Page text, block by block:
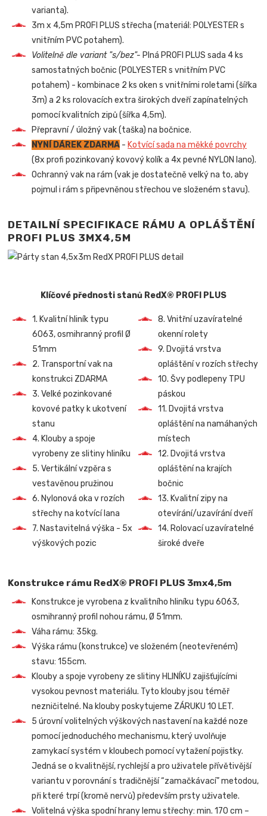
varianta).
3m x 4,5m PROFI PLUS střecha (materiál: POLYESTER s
vnitřním PVC potahem).
Volitelně dle variant "s/bez"- Plná PROFI PLUS sada 4 ks
samostatných bočnic (POLYESTER s vnitřním PVC
potahem) - kombinace 2 ks oken s vnitřními roletami (šířka
3m) a 2 ks rolovacích extra širokých dveří zapínatelných
pomocí kvalitních zipů (šířka 4,5m).
Přepravní / úložný vak (taška) na bočnice.
NYNÍ DÁREK ZDARMA - Kotvící sada na měkké povrchy
(8x profi pozinkovaný kovový kolík a 4x pevné NYLON lano).
Ochranný vak na rám (vak je dostatečně velký na to, aby
pojmul i rám s připevněnou střechou ve složeném stavu).
DETAILNÍ SPECIFIKACE RÁMU A OPLÁŠTĚNÍ
PROFI PLUS 3MX4,5M
Klíčové přednosti stanů RedX® PROFI PLUS
1. Kvalitní hliník typu
6063, osmihranný profil Ø
51mm
2. Transportní vak na
konstrukci ZDARMA
3. Velké pozinkované
kovové patky k ukotvení
stanu
4. Klouby a spoje
vyrobeny ze slitiny hliníku
5. Vertikální vzpěra s
vestavěnou pružinou
6. Nylonová oka v rozích
střechy na kotvící lana
7. Nastavitelná výška - 5x
výškových pozic
8. Vnitřní uzavíratelné
okenní rolety
9. Dvojitá vrstva
opláštění v rozích střechy
10. Švy podlepeny TPU
páskou
11. Dvojitá vrstva
opláštění na namáhaných
místech
12. Dvojitá vrstva
opláštění na krajích
bočnic
13. Kvalitní zipy na
otevírání/uzavírání dveří
14. Rolovací uzavíratelné
široké dveře
Konstrukce rámu RedX® PROFI PLUS 3mx4,5m
Konstrukce je vyrobena z kvalitního hliníku typu 6063,
osmihranný profil nohou rámu, Ø 51mm.
Váha rámu: 35kg.
Výška rámu (konstrukce) ve složeném (neotevřeném)
stavu: 155cm.
Klouby a spoje vyrobeny ze slitiny HLINÍKU zajišťujícími
vysokou pevnost materiálu. Tyto klouby jsou téměř
nezničitelné. Na klouby poskytujeme ZÁRUKU 10 LET.
5 úrovní volitelných výškových nastavení na každé noze
pomocí jednoduchého mechanismu, který uvolňuje
zamykací systém v kloubech pomocí vytažení pojistky.
Jedná se o kvalitnější, rychlejší a pro uživatele přívětivější
variantu v porovnání s tradičnější “zamačkávací” metodou,
při které trpí (kromě nervů) především prsty uživatele.
Volitelná výška spodní hrany lemu střechy: min. 170 cm –